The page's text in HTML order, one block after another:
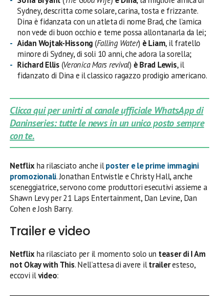
Sydney, descritta come solare, carina, tosta e frizzante.
Dina è fidanzata con un atleta di nome Brad, che l’amica
non vede di buon occhio e teme possa allontanarla da lei;
Aidan Wojtak-Hissong(Falling Water) è Liam, il fratello
minore di Sydney, di soli 10 anni, che adora la sorella;
Richard Ellis (Veronica Mars revival) è Brad Lewis, il
fidanzato di Dina e il classico ragazzo prodigio americano.
Clicca qui per unirti al canale ufficiale WhatsApp di
Daninseries: tutte le news in un unico posto sempre
con te.
Netflixha rilasciato anche ilposter e le prime immagini
promozionali. Jonathan Entwistle e Christy Hall, anche
sceneggiatrice, servono come produttori esecutivi assieme a
Shawn Levy per 21 Laps Entertainment, Dan Levine, Dan
Cohen e Josh Barry.
Trailer e video
Netflixha rilasciato per il momento solo un teaser di I Am
not Okay with This. Nell’attesa di avere iltraileresteso,
eccovi ilvideo: